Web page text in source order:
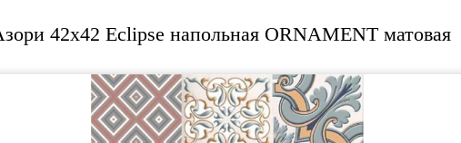
42x42 Eclipse напольная ORNAMENT матовая